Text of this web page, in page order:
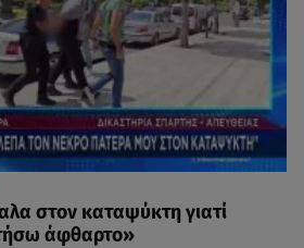
στον καταψύκτη γιατί
άφθαρτο»